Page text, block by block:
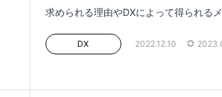
求められる理由やDXによって得られる
DX 2022.12.10